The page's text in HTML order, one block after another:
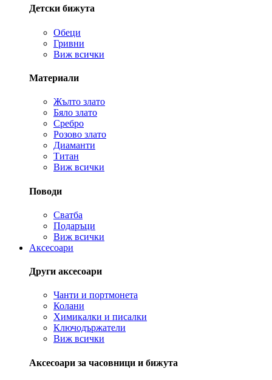
Детски бижута
Обеци
Гривни
Виж всички
Материали
Жълто злато
Бяло злато
Сребро
Розово злато
Диаманти
Титан
Виж всички
Поводи
Сватба
Подаръци
Виж всички
Аксесоари
Други аксесоари
Чанти и портмонета
Колани
Химикалки и писалки
Ключодържатели
Виж всички
Аксесоари за часовници и бижута